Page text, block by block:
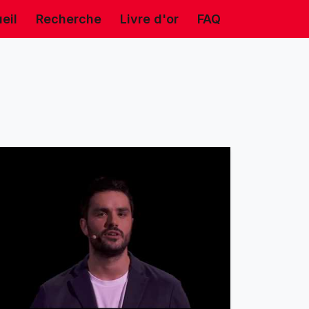
Recherche Livre d'or FAQ